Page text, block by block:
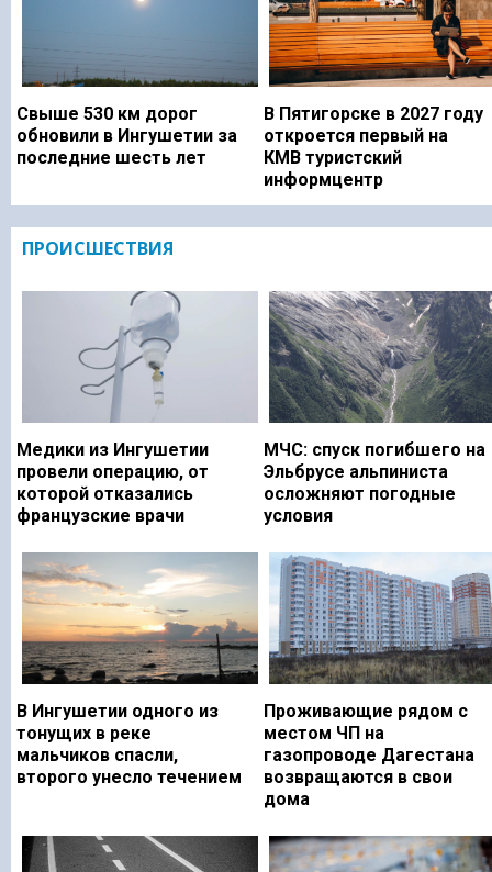
Свыше 530 км дорог
обновили в Ингушетии за
последние шесть лет
В Пятигорске в 2027 году
откроется первый на
КМВ туристский
информцентр
ПРОИСШЕСТВИЯ
Медики из Ингушетии
провели операцию, от
которой отказались
французские врачи
МЧС: спуск погибшего на
Эльбрусе альпиниста
осложняют погодные
условия
В Ингушетии одного из
тонущих в реке
мальчиков спасли,
второго унесло течением
Проживающие рядом с
местом ЧП на
газопроводе Дагестана
возвращаются в свои
дома